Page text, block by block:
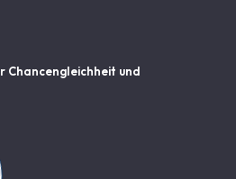
Chancen­gleichheit und